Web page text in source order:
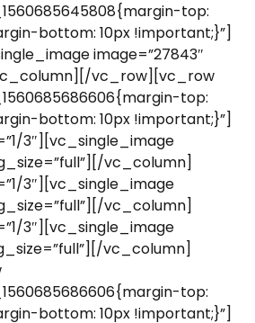
top:
bottom: 10px !important;}”]
image=”27843″
vc_row][vc_row
top:
bottom: 10px !important;}”]
3″][vc_single_image
vc_column]
3″][vc_single_image
vc_column]
3″][vc_single_image
vc_column]
top:
bottom: 10px !important;}”]